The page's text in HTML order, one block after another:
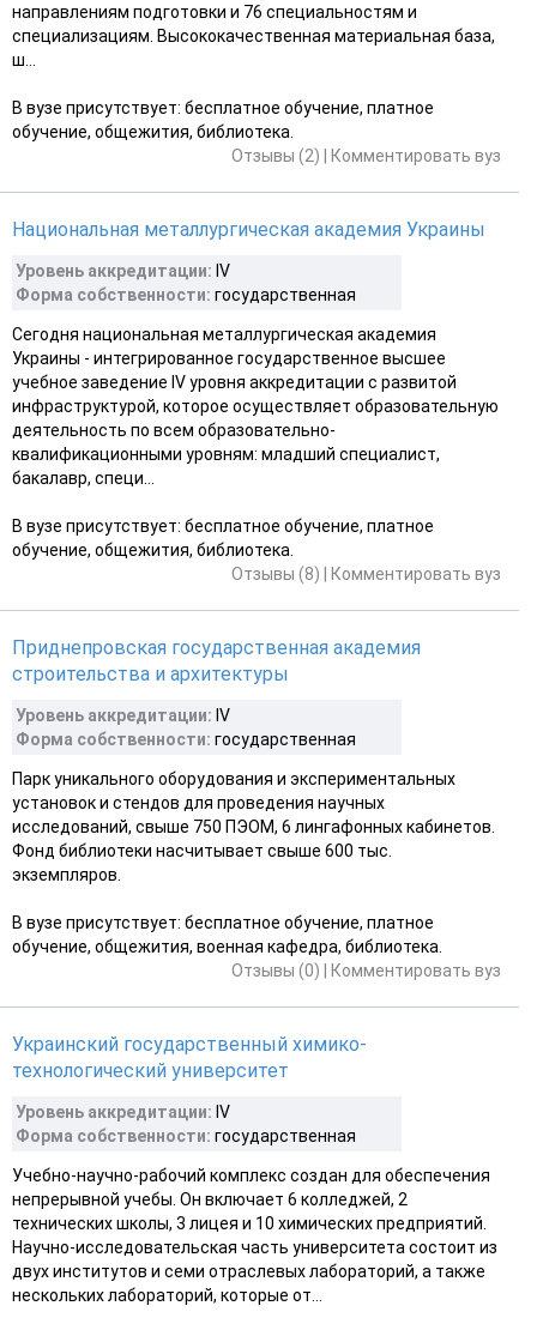
направлениям подготовки и 76 специальностям и
специализациям. Высококачественная материальная база,
ш...
В вузе присутствует: бесплатное обучение, платное
обучение, общежития, библиотека.
Отзывы (2)
Комментировать вуз
Национальная металлургическая академия Украины
Уровень аккредитации: IV
Форма собственности: государственная
Сегодня национальная металлургическая академия
Украины - интегрированное государственное высшее
учебное заведение IV уровня аккредитации с развитой
инфраструктурой, которое осуществляет образовательную
деятельность по всем образовательно-
квалификационными уровням: младший специалист,
бакалавр, специ...
В вузе присутствует: бесплатное обучение, платное
обучение, общежития, библиотека.
Отзывы (8)
Комментировать вуз
Приднепровская государственная академия
строительства и архитектуры
Уровень аккредитации: IV
Форма собственности: государственная
Парк уникального оборудования и экспериментальных
установок и стендов для проведения научных
исследований, свыше 750 ПЭОМ, 6 лингафонных кабинетов.
Фонд библиотеки насчитывает свыше 600 тыс.
экземпляров.
В вузе присутствует: бесплатное обучение, платное
обучение, общежития, военная кафедра, библиотека.
Отзывы (0)
Комментировать вуз
Украинский государственный химико-
технологический университет
Уровень аккредитации: IV
Форма собственности: государственная
Учебно-научно-рабочий комплекс создан для обеспечения
непрерывной учебы. Он включает 6 колледжей, 2
технических школы, 3 лицея и 10 химических предприятий.
Научно-исследовательская часть университета состоит из
двух институтов и семи отраслевых лабораторий, а также
нескольких лабораторий, которые от...